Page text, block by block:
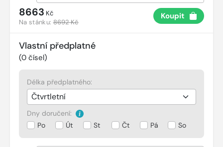
8663 Kč
Na stánku:8692 Kč
Koupit
Vlastní předplatné
(0 čísel)
Délka předplatného:
Dny doručení:
Po
Út St Čt Pá So